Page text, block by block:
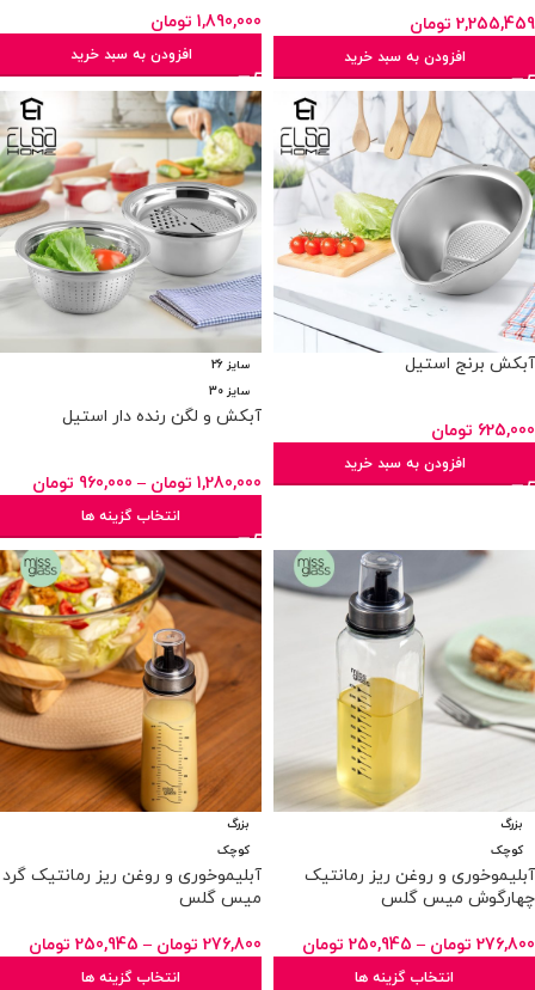
2,255,459 تومان
افزودن به سبد خرید
1,890,000 تومان
افزودن به سبد خرید
آبکش برنج استیل
625,000 تومان
افزودن به سبد خرید
سایز 26
سایز 30
آبکش و لگن رنده دار استیل
1,280,000 تومان –
960,000 تومان
انتخاب گزینه ها
بزرگ
کوچک
آبلیموخوری و روغن ریز رمانتیک
چهارگوش میس گلس
276,800 تومان –
250,945 تومان
انتخاب گزینه ها
بزرگ
کوچک
آبلیموخوری و روغن ریز رمانتیک گرد
میس گلس
276,800 تومان –
250,945 تومان
انتخاب گزینه ها